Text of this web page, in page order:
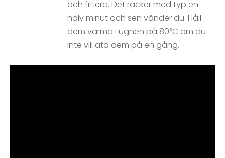
och fritera. Det räcker med typ en
halv minut och sen vänder du. Håll
dem varma i ugnen på 80°C om du
inte vill äta dem på en gång.